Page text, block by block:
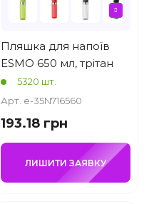
Пляшка для напоїв
ESMO 650 мл, трітан
5320 шт.
Арт. e-35N716560
193.18 грн
ЛИШИТИ ЗАЯВКУ